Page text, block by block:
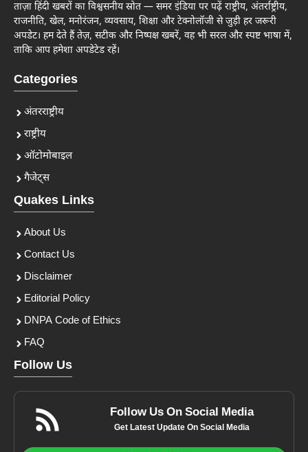
ताज़ा हिंदी खबरों का विश्वसनीय स्रोत — समर इंडिया पर पढ़ें राष्ट्रीय, अंतर्राष्ट्रीय,
राजनीति, खेल, मनोरंजन, व्यवसाय, शिक्षा और टेक्नोलॉजी से जुड़ी हर जरूरी
अपडेट। हम देते हैं तेज़, सटीक और निष्पक्ष खबरें, वह भी सरल और स्पष्ट भाषा में,
ताकि आप हमेशा अपडेटेड रहें।
Categories
अंतरराष्ट्रीय
राष्ट्रीय
ऑटोमोबाइल
गैजेट्स
Quakes Links
About Us
Contact Us
Disclaimer
Editorial Policy
DNPA Code of Ethics
FAQ
Follow Us
Follow Us On Social Media
Get Latest Update On Social Media